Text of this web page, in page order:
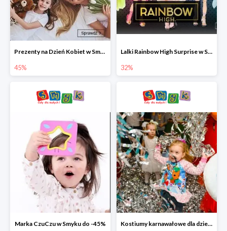
Prezenty na Dzień Kobiet w Smyku do -45%
45%
Lalki Rainbow High Surprise w Smyku do -35%
32%
Marka CzuCzu w Smyku do -45% Kostiumy karnawałowe dla dzieci w Smyku do -40%